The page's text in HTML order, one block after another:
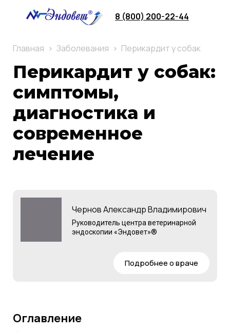
8 (800) 200-22-44
Главная Заболевания Перикардит у собак
Перикардит у собак:
симптомы,
диагностика и
современное
лечение
Чернов Александр Владимирович
Руководитель центра ветеринарной
эндоскопии «Эндовет»®
Подробнее о враче
Оглавление